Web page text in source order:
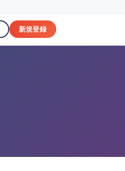
新規登録